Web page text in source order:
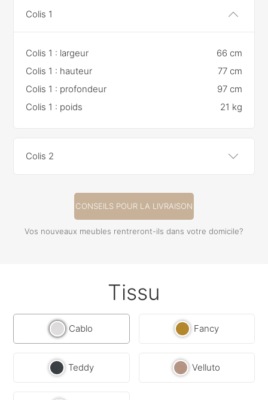
Colis 1
Colis 1 : largeur
66 cm
Colis 1 : hauteur
77 cm
Colis 1 : profondeur
97 cm
Colis 1 : poids
21 kg
Colis 2
CONSEILS POUR LA LIVRAISON
Vos nouveaux meubles rentreront-ils dans votre domicile?
Tissu
Cablo Fancy
Teddy Velluto